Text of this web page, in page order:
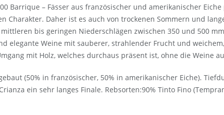
Barrique – Fässer aus französischer und amerikanischer
Charakter. Daher ist es auch von trockenen Sommern und
bis geringen Niederschlägen zwischen 350 und 500
elegante Weine mit sauberer, strahlender Frucht und
mit Holz, welches durchaus präsent ist, ohne die Weine
(50% in französischer, 50% in amerikanischer Eiche).
ein sehr langes Finale. Rebsorten:90% Tinto Fino